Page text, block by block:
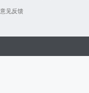
意见反馈